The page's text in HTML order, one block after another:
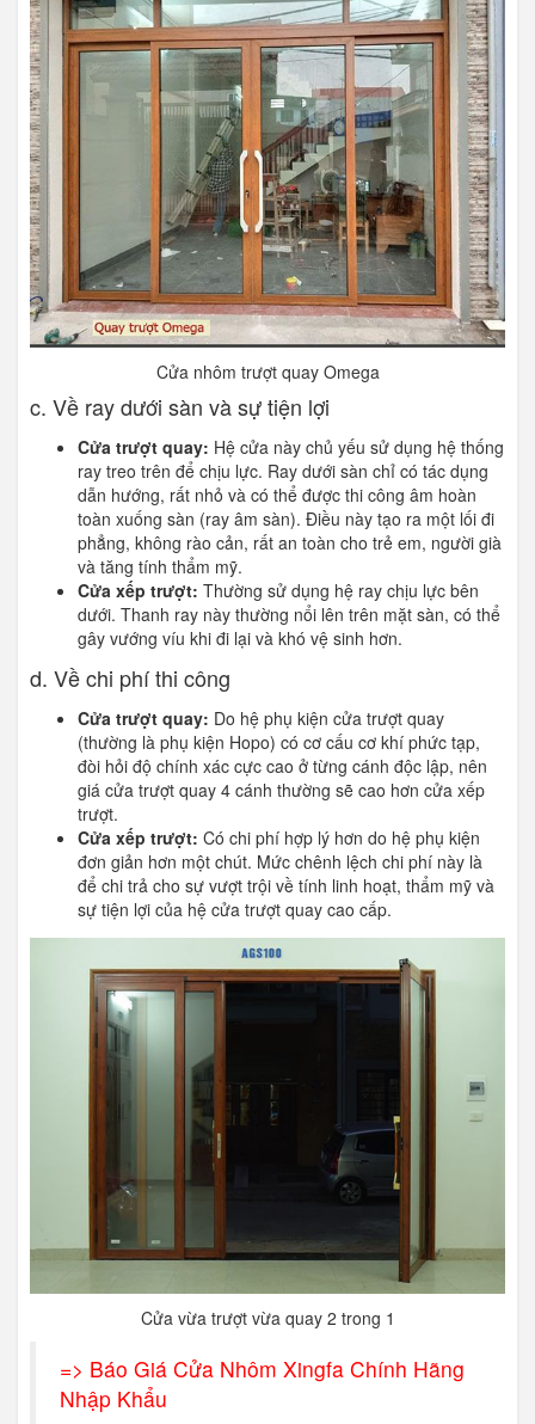
Cửa nhôm trượt quay Omega
c. Về ray dưới sàn và sự tiện lợi
Cửa trượt quay: Hệ cửa này chủ yếu sử dụng hệ thống
ray treo trên để chịu lực. Ray dưới sàn chỉ có tác dụng
dẫn hướng, rất nhỏ và có thể được thi công âm hoàn
toàn xuống sàn (ray âm sàn). Điều này tạo ra một lối đi
phẳng, không rào cản, rất an toàn cho trẻ em, người già
và tăng tính thẩm mỹ.
Cửa xếp trượt: Thường sử dụng hệ ray chịu lực bên
dưới. Thanh ray này thường nổi lên trên mặt sàn, có thể
gây vướng víu khi đi lại và khó vệ sinh hơn.
d. Về chi phí thi công
Cửa trượt quay: Do hệ phụ kiện cửa trượt quay
(thường là phụ kiện Hopo) có cơ cấu cơ khí phức tạp,
đòi hỏi độ chính xác cực cao ở từng cánh độc lập, nên
giá cửa trượt quay 4 cánh thường sẽ cao hơn cửa xếp
trượt.
Cửa xếp trượt: Có chi phí hợp lý hơn do hệ phụ kiện
đơn giản hơn một chút. Mức chênh lệch chi phí này là
để chi trả cho sự vượt trội về tính linh hoạt, thẩm mỹ và
sự tiện lợi của hệ cửa trượt quay cao cấp.
Cửa vừa trượt vừa quay 2 trong 1
=> Báo Giá Cửa Nhôm Xingfa Chính Hãng
Nhập Khẩu